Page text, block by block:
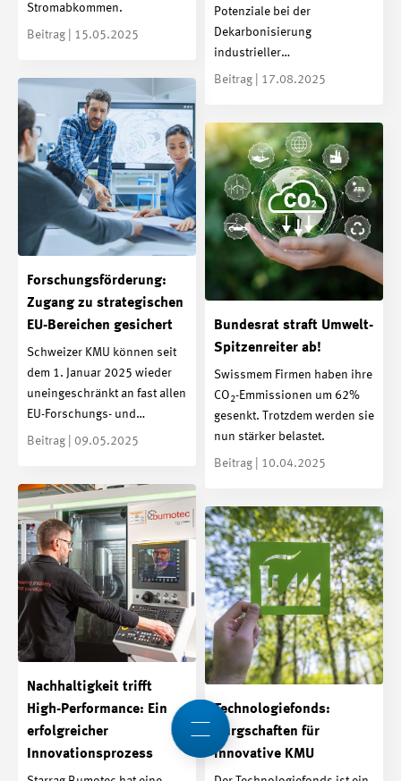
Potenziale bei der
Dekarbonisierung
industrieller…
Beitrag | 17.08.2025
Stromabkommen.
Beitrag | 15.05.2025
Forschungsförderung:
Zugang zu strategischen
EU-Bereichen gesichert
Schweizer KMU können seit
dem 1. Januar 2025 wieder
uneingeschränkt an fast allen
EU-Forschungs- und…
Beitrag | 09.05.2025
Bundesrat straft Umwelt-
Spitzenreiter ab!
Swissmem Firmen haben ihre
CO 2-Emmissionen um 62%
gesenkt. Trotzdem werden sie
nun stärker belastet.
Beitrag | 10.04.2025
Nachhaltigkeit trifft
High-Performance: Ein
erfolgreicher
Innovationsprozess
Technologiefonds:
Bürgschaften für
innovative KMU